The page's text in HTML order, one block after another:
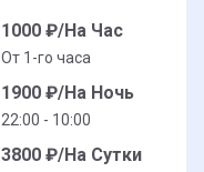
1000₽/На Час
От 1-го часа
1900₽/На Ночь
22:00 - 10:00
3800₽/На Сутки